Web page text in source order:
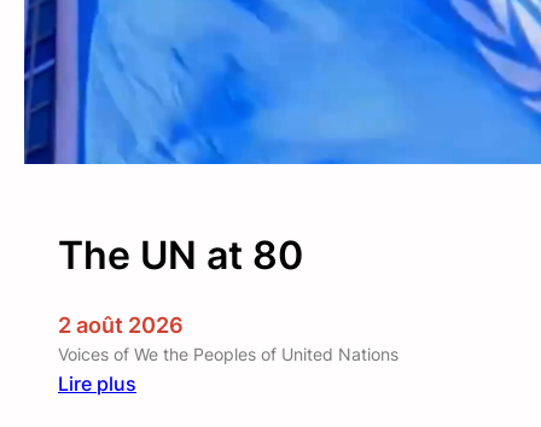
The UN at 80
2 août 2026
Voices of We the Peoples of United Nations
Lire plus